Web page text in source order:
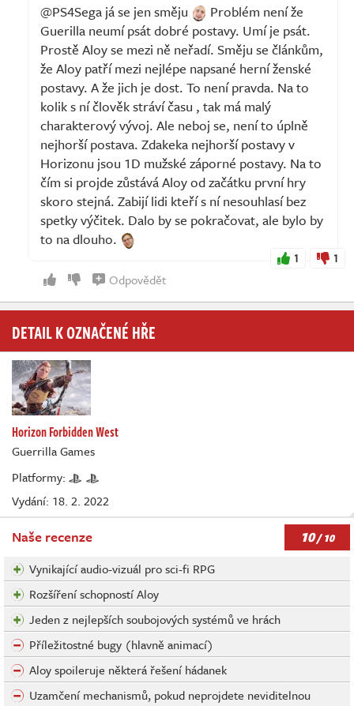
@PS4Sega já se jen směju
Problém není že
Guerilla neumí psát dobré postavy. Umí je psát.
Prostě Aloy se mezi ně neřadí. Směju se článkům,
že Aloy patří mezi nejlépe napsané herní ženské
postavy. A že jich je dost. To není pravda. Na to
kolik s ní člověk stráví času , tak má malý
charakterový vývoj. Ale neboj se, není to úplně
nejhorší postava. Zdakeka nejhorší postavy v
Horizonu jsou 1D mužské záporné postavy. Na to
čím si projde zůstává Aloy od začátku první hry
skoro stejná. Zabijí lidi kteří s ní nesouhlasí bez
spetky výčitek. Dalo by se pokračovat, ale bylo by
to na dlouho.
1 1
Odpovědět
DETAIL K OZNAČENÉ HŘE
Horizon Forbidden West
Guerrilla Games
Platformy:
Vydání: 18. 2. 2022
Naše recenze 10/ 10
Vynikající audio-vizuál pro sci-fi RPG
Rozšíření schopností Aloy
Jeden z nejlepších soubojových systémů ve hrách
Příležitostné bugy (hlavně animací)
Aloy spoileruje některá řešení hádanek
Uzamčení mechanismů, pokud neprojdete neviditelnou